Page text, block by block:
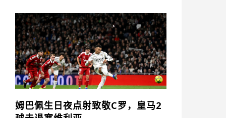
姆巴佩生日夜点射致敬C罗，皇马2